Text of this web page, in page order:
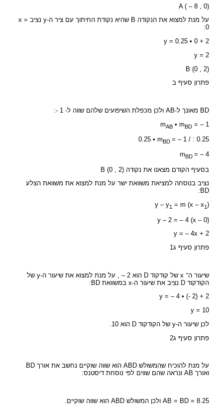
A ( – 8 , 0)
על מנת למצוא את הנקודה B שהיא נקודת החיתוך עם ציר ה-y נציב x =
0:
y = 0.25 • 0 + 2
y = 2
B (0 , 2)
פתרון סעיף ב
BD מאונך ל-AB ולכן מכפלת השיפועים שלהם שווה ל- 1 -:
mAB • mBD = – 1
0.25 • mBD= – 1 / : 0.25
mBD= – 4
בסעיף הקודם מצאנו את נקודה B (0 , 2)
נציב בנוסחה למציאת משוואת ישר על מנת למצוא את משוואת הצלע
BD:
y – y1 = m (x – x1)
y – 2 = – 4 (x – 0)
y = – 4x + 2
פתרון סעיף ג1
שיעור ה־ x של קודקוד D הוא 2 – , על מנת למצוא את שיעור ה-y של
הקודקוד D נציב את שיעור ה-x במשוואת BD:
y = – 4 • (- 2) + 2
y = 10
לכן שיעור ה-y של הקודקוד D הוא 10.
פתרון סעיף ג2
על מנת להוכיח שהמשולש ABD הוא שווה שוקיים נחשב את אורך BD
ואורך AB ונראה שהם שווים לפי נוסחת דיסטנס:
AB = BD = 8.25 ולכן המשולש ABD הוא שווה שוקיים.